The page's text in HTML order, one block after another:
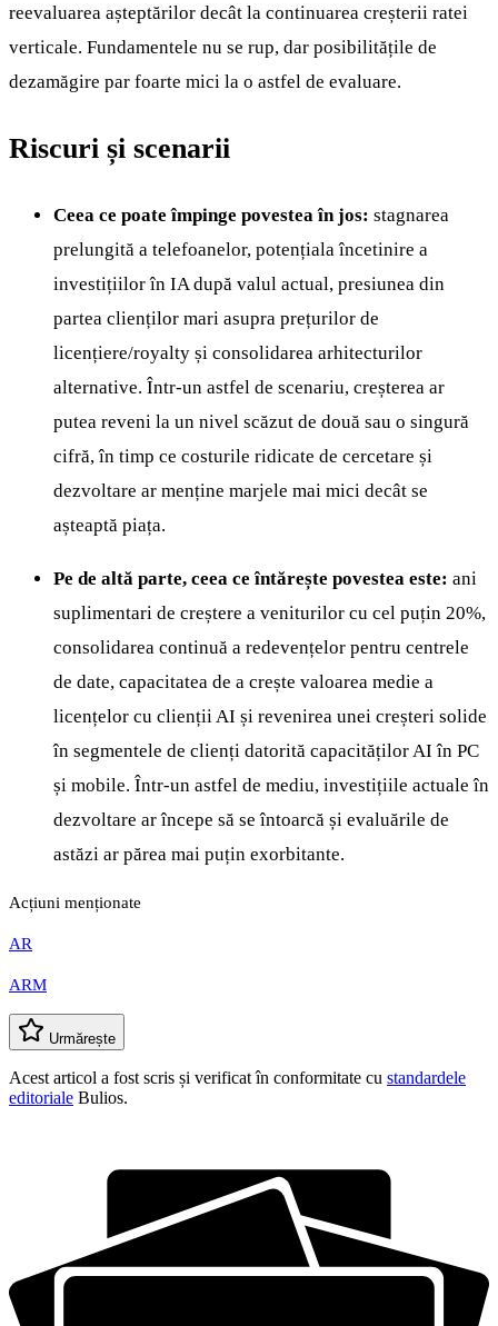
reevaluarea așteptărilor decât la continuarea creșterii ratei
verticale. Fundamentele nu se rup, dar posibilitățile de
dezamăgire par foarte mici la o astfel de evaluare.
Riscuri și scenarii
Ceea ce poate împinge povestea în jos: stagnarea
prelungită a telefoanelor, potențiala încetinire a
investițiilor în IA după valul actual, presiunea din
partea clienților mari asupra prețurilor de
licențiere/royalty și consolidarea arhitecturilor
alternative. Într-un astfel de scenariu, creșterea ar
putea reveni la un nivel scăzut de două sau o singură
cifră, în timp ce costurile ridicate de cercetare și
dezvoltare ar menține marjele mai mici decât se
așteaptă piața.
Pe de altă parte, ceea ce întărește povestea este: ani
suplimentari de creștere a veniturilor cu cel puțin 20%,
consolidarea continuă a redevențelor pentru centrele
de date, capacitatea de a crește valoarea medie a
licențelor cu clienții AI și revenirea unei creșteri solide
în segmentele de clienți datorită capacităților AI în PC
și mobile. Într-un astfel de mediu, investițiile actuale în
dezvoltare ar începe să se întoarcă și evaluările de
astăzi ar părea mai puțin exorbitante.
Acțiuni menționate
AR
ARM
Urmărește
Acest articol a fost scris și verificat în conformitate cu standardele
editoriale Bulios.